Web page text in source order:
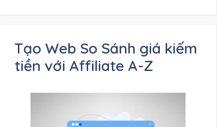
Tạo Web So Sánh giá kiếm
tiền với Affiliate A-Z